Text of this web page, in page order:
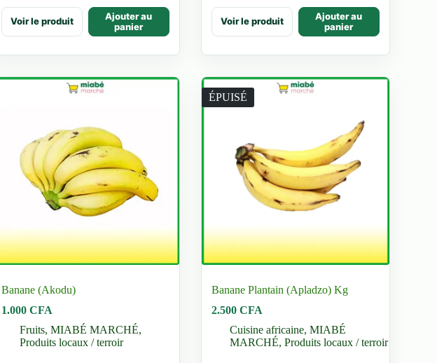
Voir le produit
Ajouter au
panier
Ce
produit
a
Les
page
produit
Voir le produit
Ajouter au
panier
Ce
produit
a
Les
options
peuvent
Banane (Akodu)
1.000 CFA
Fruits, MIABÉ MARCHÉ,
Produits locaux / terroir
ÉPUISÉ
Banane Plantain (Apladzo) Kg
2.500 CFA
Cuisine africaine, MIABÉ
MARCHÉ, Produits locaux / terroir